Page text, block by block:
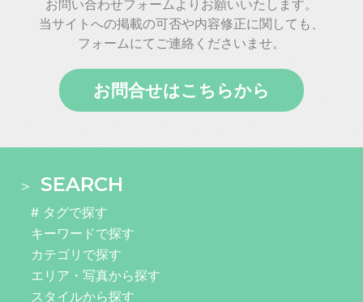
お問い合わせフォームよりお願いいたします。
当サイトへの掲載の可否や内容修正に関しても、
フォームにてご連絡くださいませ。
お問合せはこちらから
SEARCH
# タグで探す
キーワードで探す
カテゴリで探す
エリア・写真から探す
スタイルから探す